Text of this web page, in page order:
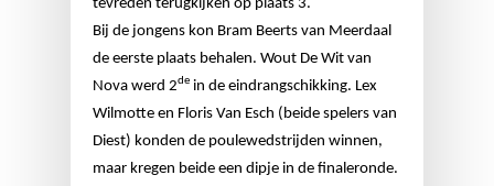
tevreden terugkijken op plaats 3.
Bij de jongens kon Bram Beerts van Meerdaal
de eerste plaats behalen. Wout De Wit van
Nova werd 2de in de eindrangschikking. Lex
Wilmotte en Floris Van Esch (beide spelers van
Diest) konden de poulewedstrijden winnen,
maar kregen beide een dipje in de finaleronde.